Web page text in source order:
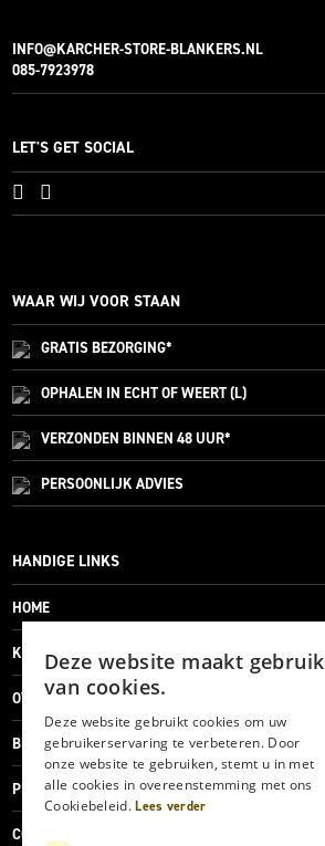
INFO@KARCHER-STORE-BLANKERS.NL
085-7923978
LET'S GET SOCIAL
WAAR WIJ VOOR STAAN
GRATISBEZORGING*
OPHALEN IN ECHT OF WEERT (L)
VERZONDEN BINNEN 48 UUR*
PERSOONLIJKADVIES
HANDIGE LINKS
HOME
KLANTENSERVICE
OVER ONS
BLOG
PRIVACYVERKLARING
COOKIES
Deze website maakt gebruik
van cookies.
Deze website gebruikt cookies om uw
gebruikerservaring te verbeteren. Door
onze website te gebruiken, stemt u in met
alle cookies in overeenstemming met ons
Cookiebeleid.Lees verder